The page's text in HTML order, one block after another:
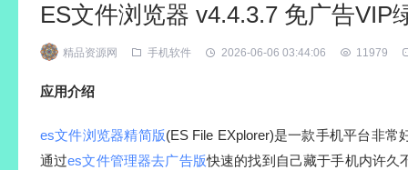
ES文件浏览器 v4.4.3.7 免广告VIP
精品资源网 手机软件 2026-06-06 03:44:06 11979
应用介绍
es文件浏览器精简版(ES File EXplorer)是一款手机平台非常
通过es文件管理器去广告版快速的找到自己藏于手机内许久